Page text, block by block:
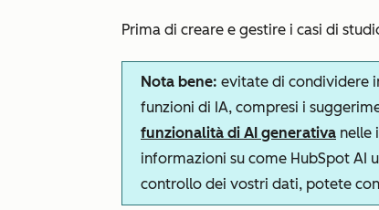
Prima di creare e gestire i casi di
Nota bene: evitate di condividere
funzioni di IA, compresi i
funzionalità di AI generativa nelle
informazioni su come HubSpot AI
controllo dei vostri dati, potete